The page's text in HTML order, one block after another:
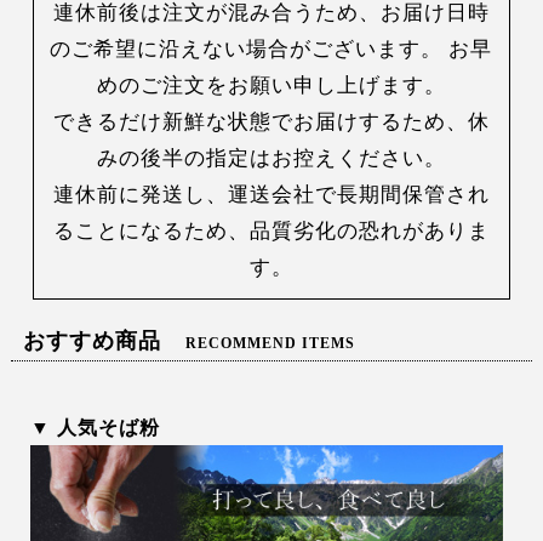
連休前後は注文が混み合うため、お届け日時
のご希望に沿えない場合がございます。 お早
めのご注文をお願い申し上げます。
できるだけ新鮮な状態でお届けするため、休
みの後半の指定はお控えください。
連休前に発送し、運送会社で長期間保管され
ることになるため、品質劣化の恐れがありま
す。
おすすめ商品 RECOMMEND ITEMS
▼ 人気そば粉